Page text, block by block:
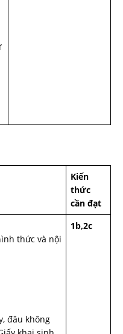
Kiến
thức
cần đạt
thức và nội
đâu không
1b,2c